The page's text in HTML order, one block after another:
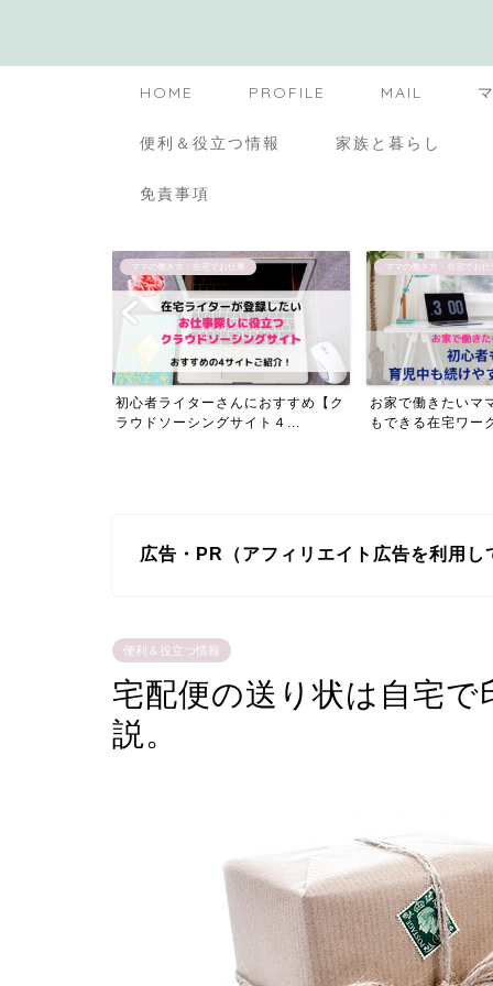
HOME PROFILE MAIL
便利＆役立つ情報 家族と暮らし
免責事項
ママの働き方・在宅でお仕事
お家で働きたいママ必見！初心者で
もできる在宅ワーク
生活費と節約方法
生活費と節約方法
広告・PR（アフィリエイト広告を利用し
便利＆役立つ情報
宅配便の送り状は自宅
説。